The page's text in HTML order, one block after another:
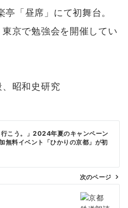
「昼席」にて初舞台。
京で勉強会を開催してい
昭和史研究
行こう。」2024年夏のキャンペーン
無料イベント「ひかりの京都」が初
次のページ